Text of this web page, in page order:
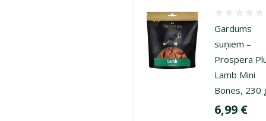
Gardums
suņiem –
Prospera
Lamb Mini
Bones, 230
Cena
6,99 €